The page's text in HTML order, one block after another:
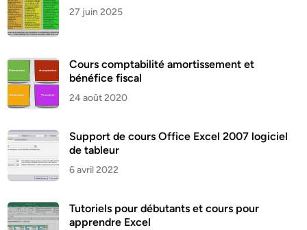
27 juin 2025
Cours comptabilité amortissement et
bénéfice fiscal
24 août 2020
Support de cours Office Excel 2007 logiciel
de tableur
6 avril 2022
Tutoriels pour débutants et cours pour
apprendre Excel